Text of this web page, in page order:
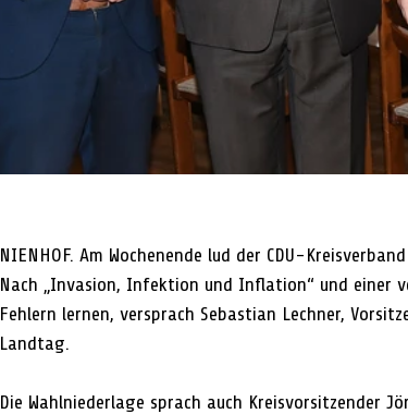
NIENHOF. Am Wochenende lud der CDU-
Nach „Invasion, Infektion und Inflation“ und einer
Fehlern lernen, versprach Sebastian Lechner,
Landtag.
Die Wahlniederlage sprach auch Kreisvorsitzender